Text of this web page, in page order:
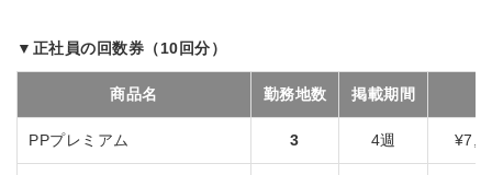
▼正社員の回数券（10回分）
商品名 勤務地数 掲載期間
PPプレミアム 3 4週